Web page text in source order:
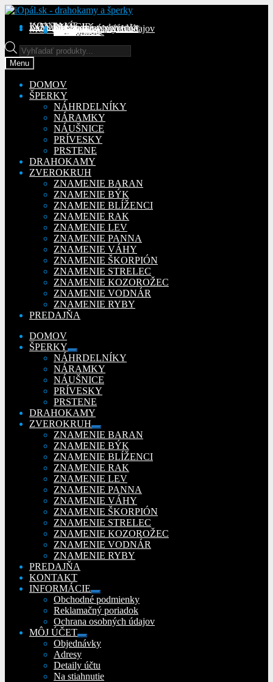
Preskočiť
navigáciu
Preskočiť
obsah
KONTAKT
INFORMÁCIE
Obchodné podmienky
Reklamačný poriadok
Ochrana osobných údajov
MÔJ ÚČETObjednávky
Adresy
Detaily účtu
Na stiahnutie
Products
search
Menu
DOMOV
ŠPERKY
NÁHRDELNÍKY
NÁRAMKY
NÁUŠNICE
PRÍVESKY
PRSTENE
DRAHOKAMY
ZVEROKRUH
ZNAMENIE BARAN
ZNAMENIE BÝK
ZNAMENIE BLÍŽENCI
ZNAMENIE RAK
ZNAMENIE LEV
ZNAMENIE PANNA
ZNAMENIE VÁHY
ZNAMENIE ŠKORPIÓN
ZNAMENIE STRELEC
ZNAMENIE KOZOROŽEC
ZNAMENIE VODNÁR
ZNAMENIE RYBY
PREDAJŇA
DOMOV
ŠPERKY
Rozbaliť
podradené
menu
NÁHRDELNÍKY
NÁRAMKY
NÁUŠNICE
PRÍVESKY
PRSTENE
DRAHOKAMY
ZVEROKRUH
Rozbaliť
podradené
menu
ZNAMENIE BARAN
ZNAMENIE BÝK
ZNAMENIE BLÍŽENCI
ZNAMENIE RAK
ZNAMENIE LEV
ZNAMENIE PANNA
ZNAMENIE VÁHY
ZNAMENIE ŠKORPIÓN
ZNAMENIE STRELEC
ZNAMENIE KOZOROŽEC
ZNAMENIE VODNÁR
ZNAMENIE RYBY
PREDAJŇA
KONTAKT
INFORMÁCIE
Rozbaliť
podradené
menu
Obchodné podmienky
Reklamačný poriadok
Ochrana osobných údajov
MÔJ ÚČET
Rozbaliť
podradené
Objednávky
Adresy
Detaily účtu
Na stiahnutie